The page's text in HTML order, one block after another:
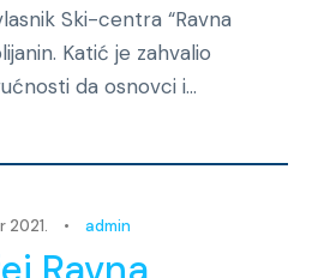
Ski-centra “Ravna
Katić je zahvalio
da osnovci i...
2021. • admin